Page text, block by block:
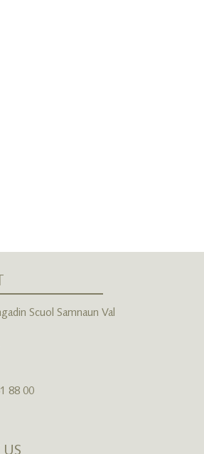
Scuol Samnaun Val
88 00